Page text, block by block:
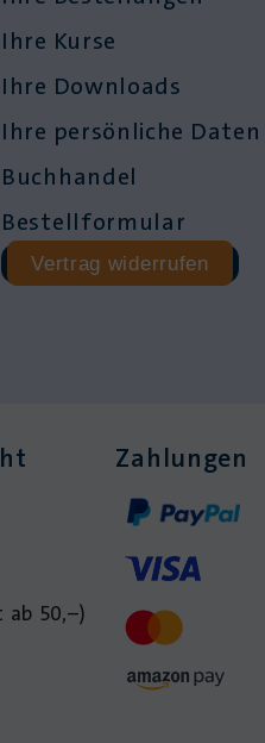
Ihre Kurse
Ihre Downloads
Ihre persönliche Daten
Buchhandel
Bestellformular
Vertrag widerrufen
50,–)
Zahlungen